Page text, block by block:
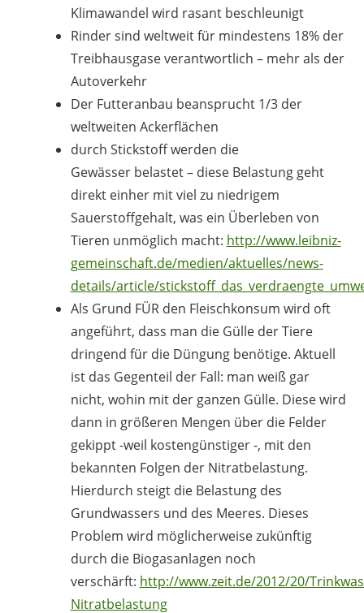
Klimawandel wird rasant beschleunigt
Rinder sind weltweit für mindestens 18% der
Treibhausgase verantwortlich – mehr als der
Autoverkehr
Der Futteranbau beansprucht 1/3 der
weltweiten Ackerflächen
durch Stickstoff werden die
Gewässer belastet – diese Belastung geht
direkt einher mit viel zu niedrigem
Sauerstoffgehalt, was ein Überleben von
Tieren unmöglich macht: http://www.leibniz-
gemeinschaft.de/medien/aktuelles/news-
details/article/
Als Grund FÜR den Fleischkonsum wird oft
angeführt, dass man die Gülle der Tiere
dringend für die Düngung benötige. Aktuell
ist das Gegenteil der Fall: man weiß gar
nicht, wohin mit der ganzen Gülle. Diese wird
dann in größeren Mengen über die Felder
gekippt -weil kostengünstiger -, mit den
bekannten Folgen der Nitratbelastung.
Hierdurch steigt die Belastung des
Grundwassers und des Meeres. Dieses
Problem wird möglicherweise zukünftig
durch die Biogasanlagen noch
verschärft: http://www.zeit.de/2012/20/
Nitratbelastung